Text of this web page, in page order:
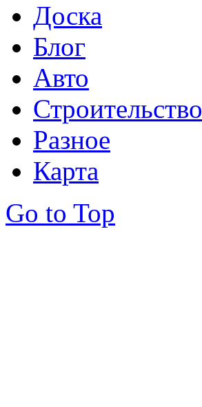
Доска
Блог
Авто
Строительство
Разное
Карта
Go to Top